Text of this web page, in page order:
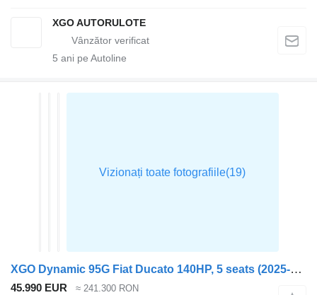
XGO AUTORULOTE
5 ani pe Autoline
XGO Dynamic 95G Fiat Ducato 140HP, 5 seats (2025-2026 model)
45.990 EUR ≈ 241.300 RON